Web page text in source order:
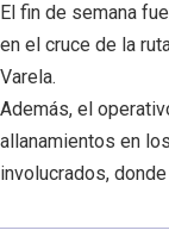
El fin de semana
en el cruce de la
Varela.
Además, el
allanamientos en
involucrados,